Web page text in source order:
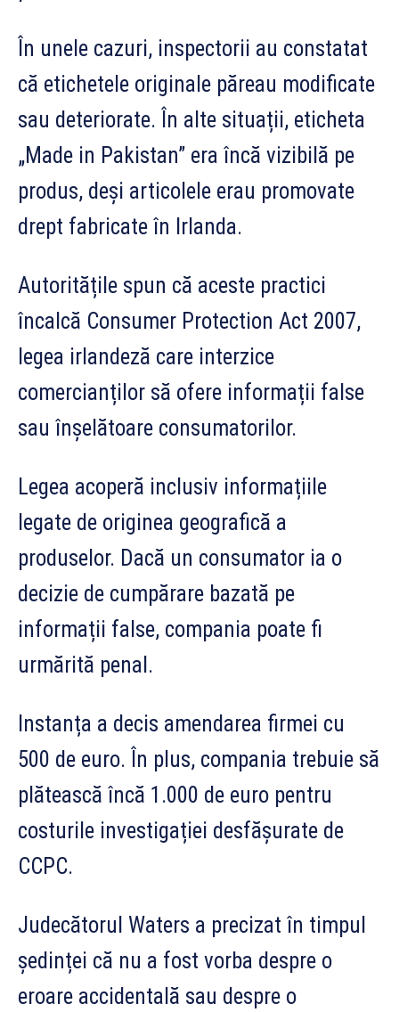
În unele cazuri, inspectorii au constatat
că etichetele originale păreau modificate
sau deteriorate. În alte situații, eticheta
„Made in Pakistan” era încă vizibilă pe
produs, deși articolele erau promovate
drept fabricate în Irlanda.
Autoritățile spun că aceste practici
încalcă Consumer Protection Act 2007,
legea irlandeză care interzice
comercianților să ofere informații false
sau înșelătoare consumatorilor.
Legea acoperă inclusiv informațiile
legate de originea geografică a
produselor. Dacă un consumator ia o
decizie de cumpărare bazată pe
informații false, compania poate fi
urmărită penal.
Instanța a decis amendarea firmei cu
500 de euro. În plus, compania trebuie să
plătească încă 1.000 de euro pentru
costurile investigației desfășurate de
CCPC.
Judecătorul Waters a precizat în timpul
ședinței că nu a fost vorba despre o
eroare accidentală sau despre o